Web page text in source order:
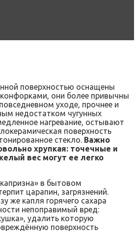
поверхностью оснащены
они более привычны
уходе, прочнее и
недостатком чугунных
нагревание, остывают
поверхность
стекло. Важно
хрупкая: точечные и
вес могут ее легко
в бытовом
царапин, загрязнений.
же капля горячего сахара
непоправимый вред:
удалить которую
поверхность